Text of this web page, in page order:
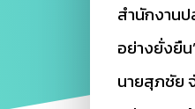
สำนักงานป
อย่างยั่งยื
นายสุภชัย